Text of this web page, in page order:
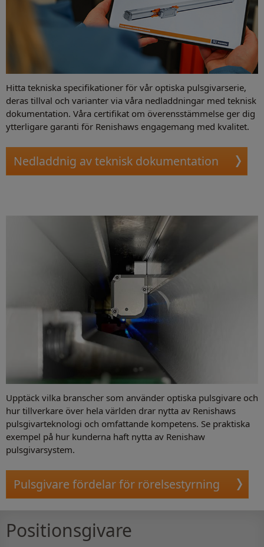
Hitta tekniska specifikationer för vår optiska pulsgivarserie,
deras tillval och varianter via våra nedladdningar med teknisk
dokumentation. Våra certifikat om överensstämmelse ger dig
ytterligare garanti för Renishaws engagemang med kvalitet.
Nedladdnig av teknisk dokumentation
Upptäck vilka branscher som använder optiska pulsgivare och
hur tillverkare över hela världen drar nytta av Renishaws
pulsgivarteknologi och omfattande kompetens. Se praktiska
exempel på hur kunderna haft nytta av Renishaw
pulsgivarsystem.
Pulsgivare fördelar för rörelsestyrning
Positionsgivare